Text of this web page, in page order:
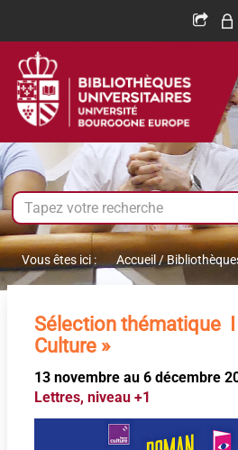
Vous êtes ici :
Accueil /
Sélection thématique
Culture »
13 novembre au 6 décembre
Lettres, niveau +1